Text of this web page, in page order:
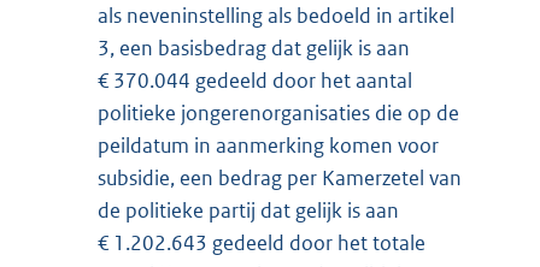
als neveninstelling als bedoeld in artikel
3, een basisbedrag dat gelijk is aan
€ 370.044 gedeeld door het aantal
politieke jongerenorganisaties die op de
peildatum in aanmerking komen voor
subsidie, een bedrag per Kamerzetel van
de politieke partij dat gelijk is aan
€ 1.202.643 gedeeld door het totale